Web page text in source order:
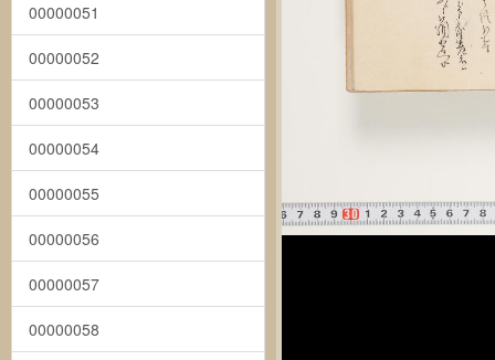
00000051
00000052
00000053
00000054
00000055
00000056
00000057
00000058